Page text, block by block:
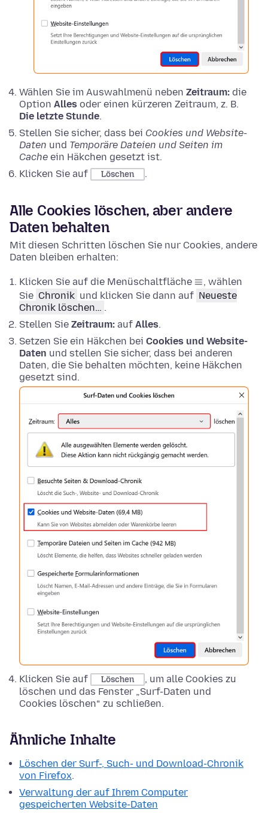
Wählen Sie im Auswahlmenü neben Zeitraum: die
Option Alles oder einen kürzeren Zeitraum, z. B.
Die letzte Stunde.
Stellen Sie sicher, dass bei Cookies und Website-
Daten und Temporäre Dateien und Seiten im
Cache ein Häkchen gesetzt ist.
Klicken Sie auf
Löschen .
Alle Cookies löschen, aber andere
Daten behalten
Mit diesen Schritten löschen Sie nur Cookies, andere
Daten bleiben erhalten:
Klicken Sie auf die Menüschaltfläche
, wählen
Sie Chronik und klicken Sie dann auf Neueste
Chronik löschen… .
Stellen Sie Zeitraum: auf Alles.
Setzen Sie ein Häkchen bei Cookies und Website-
Daten und stellen Sie sicher, dass bei anderen
Daten, die Sie behalten möchten, keine Häkchen
gesetzt sind.
Klicken Sie auf Löschen
, um alle Cookies zu
löschen und das Fenster „Surf-Daten und
Cookies löschen“ zu schließen.
Ähnliche Inhalte
Löschen der Surf-, Such- und Download-Chronik
von Firefox.
Verwaltung der auf Ihrem Computer
gespeicherten Website-Daten